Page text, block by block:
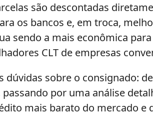
são descontadas
os bancos e, em troca,
sendo a mais econômica para
CLT de empresas
dúvidas sobre o consignado:
por uma análise
mais barato do mercado e